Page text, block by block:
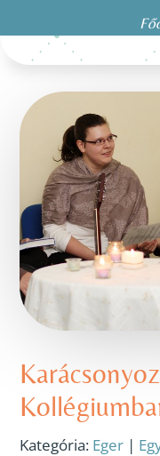
Kategória: Eger |